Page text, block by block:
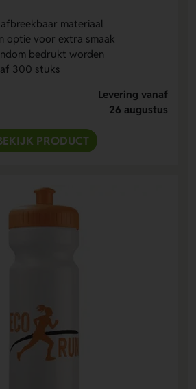
materiaal
optie voor extra smaak
bedrukt worden
300 stuks
Levering vanaf
26 augustus
PRODUCT